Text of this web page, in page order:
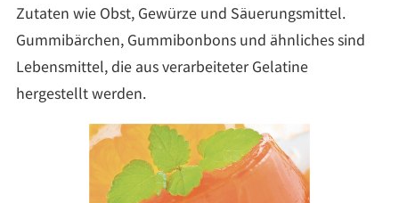
Zutaten wie Obst, Gewürze und Säuerungsmittel.
Gummibärchen, Gummibonbons und ähnliches sind
Lebensmittel, die aus verarbeiteter Gelatine
hergestellt werden.